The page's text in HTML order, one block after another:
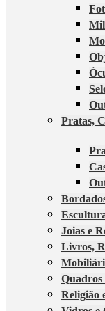
Pratas,
Joias e
Livros,
Quadros
Religião